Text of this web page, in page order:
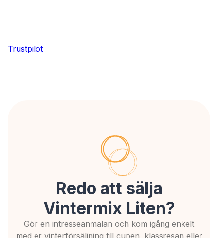
Trustpilot
Redo att sälja
Vintermix Liten?
Gör en intresseanmälan och kom igång enkelt
med er vinterförsäljning till cupen, klassresan eller